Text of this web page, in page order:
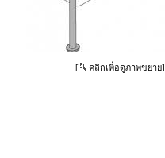
[ คลิกเพื่อดูภาพขยาย]